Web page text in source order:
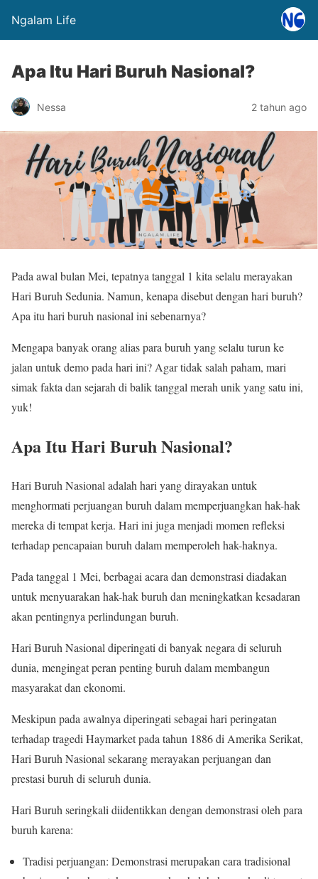
Ngalam Life
Apa Itu Hari Buruh Nasional?
Nessa 2 tahun ago
Pada awal bulan Mei, tepatnya tanggal 1 kita selalu merayakan
Hari Buruh Sedunia. Namun, kenapa disebut dengan hari buruh?
Apa itu hari buruh nasional ini sebenarnya?
Mengapa banyak orang alias para buruh yang selalu turun ke
jalan untuk demo pada hari ini? Agar tidak salah paham, mari
simak fakta dan sejarah di balik tanggal merah unik yang satu ini,
yuk!
Apa Itu Hari Buruh Nasional?
Hari Buruh Nasional adalah hari yang dirayakan untuk
menghormati perjuangan buruh dalam memperjuangkan hak-hak
mereka di tempat kerja. Hari ini juga menjadi momen refleksi
terhadap pencapaian buruh dalam memperoleh hak-haknya.
Pada tanggal 1 Mei, berbagai acara dan demonstrasi diadakan
untuk menyuarakan hak-hak buruh dan meningkatkan kesadaran
akan pentingnya perlindungan buruh.
Hari Buruh Nasional diperingati di banyak negara di seluruh
dunia, mengingat peran penting buruh dalam membangun
masyarakat dan ekonomi.
Meskipun pada awalnya diperingati sebagai hari peringatan
terhadap tragedi Haymarket pada tahun 1886 di Amerika Serikat,
Hari Buruh Nasional sekarang merayakan perjuangan dan
prestasi buruh di seluruh dunia.
Hari Buruh seringkali diidentikkan dengan demonstrasi oleh para
buruh karena:
Tradisi perjuangan: Demonstrasi merupakan cara tradisional